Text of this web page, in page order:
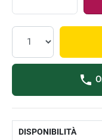
DISPONIBILITÀ